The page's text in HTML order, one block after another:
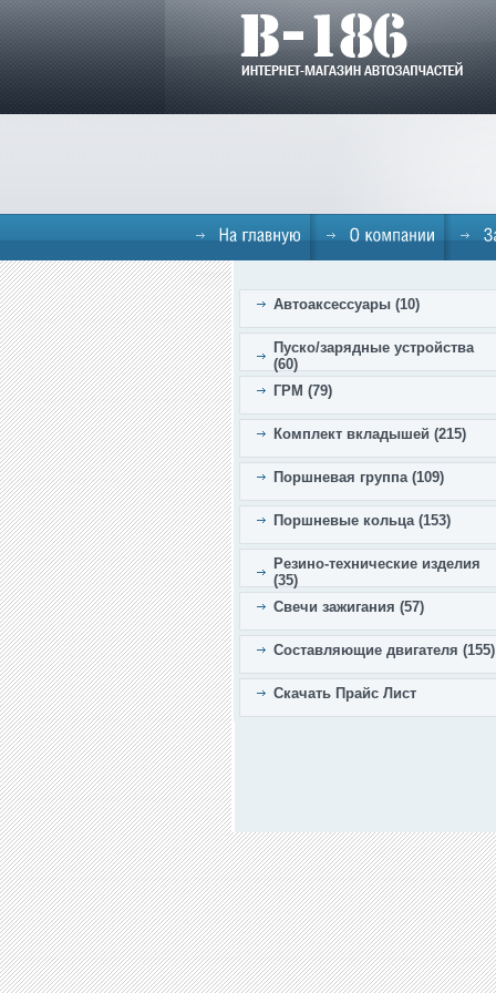
Автоаксессуары (10)
Пуско/зарядные устройства
(60)
ГРМ (79)
Комплект вкладышей (215)
Поршневая группа (109)
Поршневые кольца (153)
Резино-технические изделия
(35)
Свечи зажигания (57)
Составляющие двигателя (155)
Скачать Прайс Лист